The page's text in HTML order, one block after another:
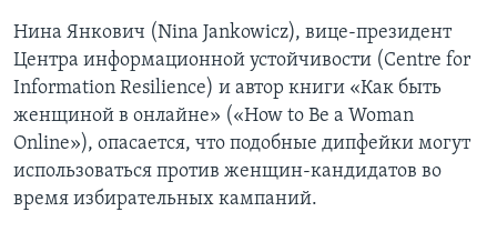
Нина Янкович (Nina Jankowicz), вице-президент
Центра информационной устойчивости (Centre for
Information Resilience) и автор книги «Как быть
женщиной в онлайне» («How to Be a Woman
Online»), опасается, что подобные дипфейки могут
использоваться против женщин-кандидатов во
время избирательных кампаний.